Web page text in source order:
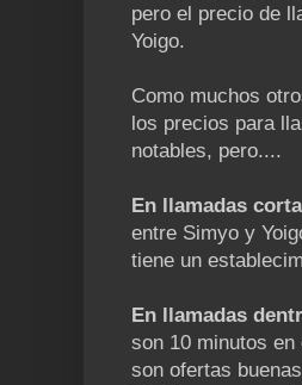
pero el precio de
Yoigo.
Como muchos
los precios para
notables, pero....
En llamadas
entre Simyo y
tiene un
En llamadas
son 10 minutos en
son ofertas